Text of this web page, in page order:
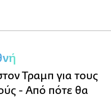
Τραμπ για τους
- Από πότε θα